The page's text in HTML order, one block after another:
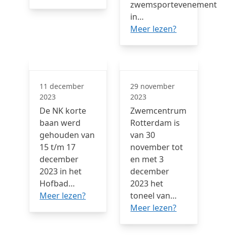
zwemsportevenement
in…
Meer lezen?
11 december
2023
De NK korte
baan werd
gehouden van
15 t/m 17
december
2023 in het
Hofbad…
Meer lezen?
29 november
2023
Zwemcentrum
Rotterdam is
van 30
november tot
en met 3
december
2023 het
toneel van…
Meer lezen?